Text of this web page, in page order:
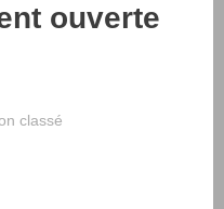
ouverte
classé